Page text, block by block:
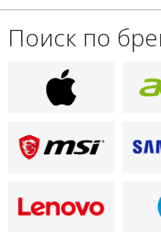
Поиск по